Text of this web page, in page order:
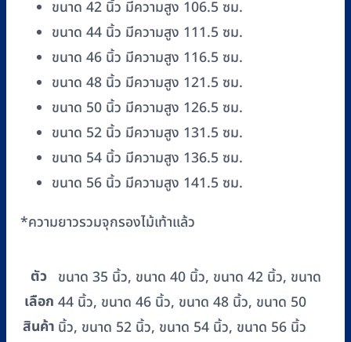
ขนาด 42 นิ้ว มีความสูง 106.5 ซม.
ขนาด 44 นิ้ว มีความสูง 111.5 ซม.
ขนาด 46 นิ้ว มีความสูง 116.5 ซม.
ขนาด 48 นิ้ว มีความสูง 121.5 ซม.
ขนาด 50 นิ้ว มีความสูง 126.5 ซม.
ขนาด 52 นิ้ว มีความสูง 131.5 ซม.
ขนาด 54 นิ้ว มีความสูง 136.5 ซม.
ขนาด 56 นิ้ว มีความสูง 141.5 ซม.
*ความยาวรวมจุกรองไม้เท้าแล้ว
ตัว
เลือก
สินค้า
ขนาด 35 นิ้ว, ขนาด 40 นิ้ว, ขนาด 42 นิ้ว, ขนาด
44 นิ้ว, ขนาด 46 นิ้ว, ขนาด 48 นิ้ว, ขนาด 50
นิ้ว, ขนาด 52 นิ้ว, ขนาด 54 นิ้ว, ขนาด 56 นิ้ว